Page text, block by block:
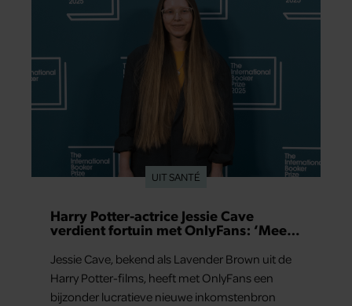
UIT SANTÉ
Harry Potter-actrice Jessie Cave
verdient fortuin met OnlyFans: ‘Meer
Jessie Cave, bekend als Lavender Brown uit de
Harry Potter-films, heeft met OnlyFans een
bijzonder lucratieve nieuwe inkomstenbron